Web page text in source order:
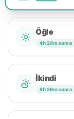
Öğle
4h 24m sonra
İkindi
8h 26m sonra